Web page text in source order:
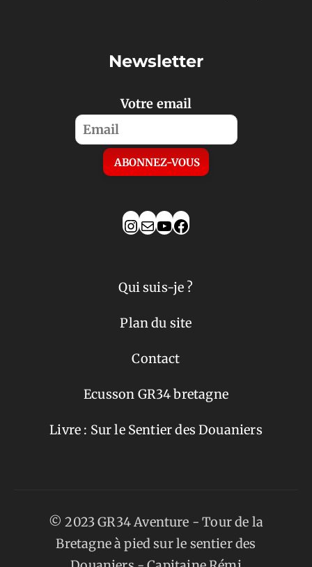
Newsletter
Votre email
Qui suis-je ?
Plan du site
Contact
Ecusson GR34 bretagne
Livre : Sur le Sentier des Douaniers
© 2023 GR34 Aventure - Tour de la
Bretagne à pied sur le sentier des